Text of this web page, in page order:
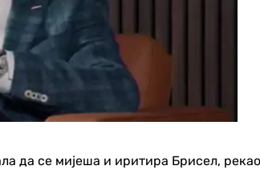
да се мијеша и иритира Брисел,